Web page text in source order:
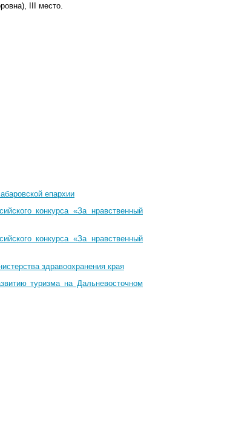
III место.
епархии
конкурса «За нравственный
конкурса «За нравственный
здравоохранения края
туризма на Дальневосточном